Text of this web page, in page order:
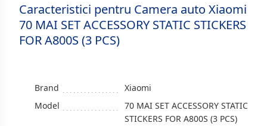
Caracteristici pentru Camera auto Xiaomi
70 MAI SET ACCESSORY STATIC STICKERS
FOR A800S (3 PCS)
Brand
Xiaomi
Model
70 MAI SET ACCESSORY STATIC
STICKERS FOR A800S (3 PCS)